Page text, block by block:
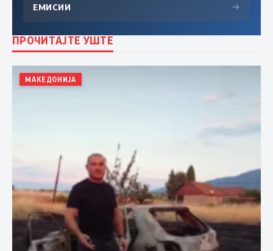
ЕМИСИИ →
ПРОЧИТАЈТЕ УШТЕ
МАКЕДОНИЈА